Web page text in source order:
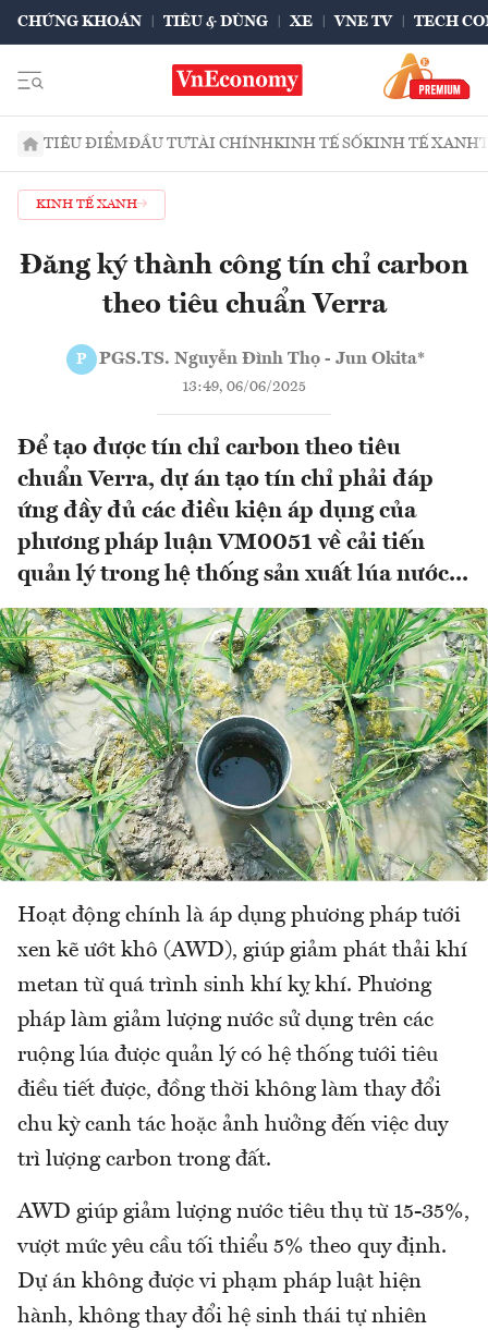
CHỨNG KHOÁN TIÊU & DÙNG XE VNE TV TECH
TIÊU ĐIỂMĐẦU TƯTÀI CHÍNHKINH TẾ SỐKINH TẾ XANH
KINH TẾ XANH
Đăng ký thành công tín chỉ carbon
theo tiêu chuẩn Verra
P PGS.TS. Nguyễn Đình Thọ - Jun Okita*
13:49, 06/06/2025
Để tạo được tín chỉ carbon theo tiêu
chuẩn Verra, dự án tạo tín chỉ phải đáp
ứng đầy đủ các điều kiện áp dụng của
phương pháp luận VM0051 về cải tiến
quản lý trong hệ thống sản xuất lúa nước...
Hoạt động chính là áp dụng phương pháp tưới
xen kẽ ướt khô (AWD), giúp giảm phát thải khí
metan từ quá trình sinh khí kỵ khí. Phương
pháp làm giảm lượng nước sử dụng trên các
ruộng lúa được quản lý có hệ thống tưới tiêu
điều tiết được, đồng thời không làm thay đổi
chu kỳ canh tác hoặc ảnh hưởng đến việc duy
trì lượng carbon trong đất.
AWD giúp giảm lượng nước tiêu thụ từ 15-35%,
vượt mức yêu cầu tối thiểu 5% theo quy định.
Dự án không được vi phạm pháp luật hiện
hành, không thay đổi hệ sinh thái tự nhiên